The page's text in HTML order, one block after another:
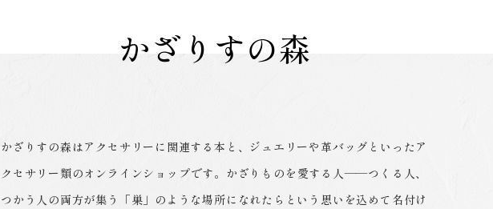
かざりすの森
かざりすの森はアクセサリーに関連する本と、ジュエリーや革バッグといったア
クセサリー類のオンラインショップです。かざりものを愛する人――つくる人、
つかう人の両方が集う「巣」のような場所になれたらという思いを込めて名付け